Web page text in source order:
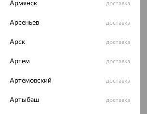
Армянск доставка
Арсеньев доставка
Арск доставка
Артем доставка
Артемовский доставка
Артыбаш доставка